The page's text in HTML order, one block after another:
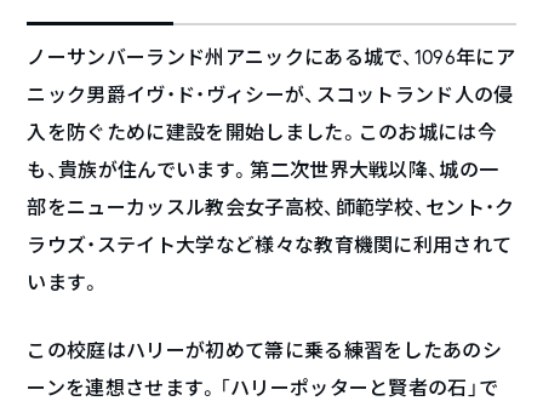
ノーサンバーランド州アニックにある城で、1096年にア
ニック男爵イヴ・ド・ヴィシーが、スコットランド人の侵
入を防ぐために建設を開始しました。このお城には今
も、貴族が住んでいます。第二次世界大戦以降、城の一
部をニューカッスル教会女子高校、師範学校、セント・ク
ラウズ・ステイト大学など様々な教育機関に利用されて
います。
この校庭はハリーが初めて箒に乗る練習をしたあのシ
ーンを連想させます。「ハリーポッターと賢者の石」で